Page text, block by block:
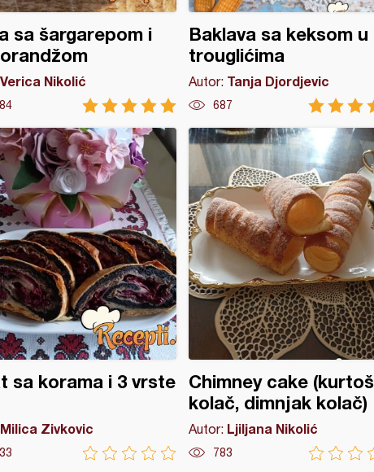
sa šargarepom i
Verica Nikolić
Baklava sa keksom u
trouglićima
Autor: Tanja Djordjevic
687
sa korama i 3 vrste
Milica Zivkovic
Chimney cake (kurtoš
kolač, dimnjak kolač)
Autor: Ljiljana Nikolić
783